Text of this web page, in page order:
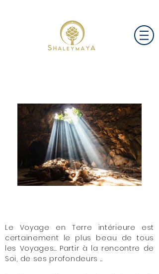
Le Voyage en Terre intérieure est
certainement le plus beau de tous
les Voyages... Partir à la rencontre de
Soi, de ses profondeurs ...